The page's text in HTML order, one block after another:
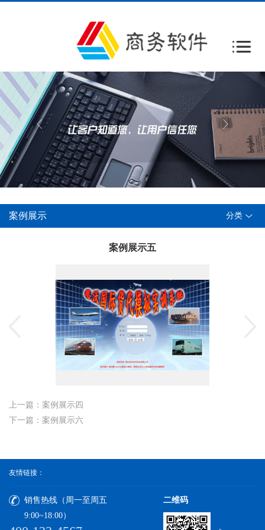
案例展示 分类
案例展示五
上一篇：案例展示四
下一篇：案例展示六
友情链接：
二维码
销售热线（周一至周五
9:00~18:00）